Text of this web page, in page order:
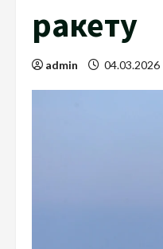
ракету
admin 04.03.2026